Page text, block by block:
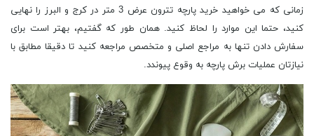
زمانی که می خواهید خرید پارچه تترون عرض 3 متر در کرج و البرز را نهایی
کنید، حتما این موارد را لحاظ کنید. همان طور که گفتیم، بهتر است برای
سفارش دادن تنها به مراجع اصلی و متخصص مراجعه کنید تا دقیقا مطابق با
نیازتان عملیات برش پارچه به وقوع پیوندد.